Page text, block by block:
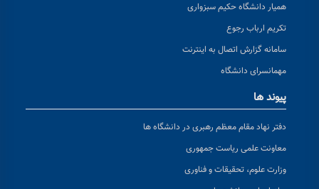
همیار دانشگاه حکیم سبزواری
تکریم ارباب رجوع
سامانه گزارش اتصال به اینترنت
مهمانسرای دانشگاه
پیوند ها
دفتر نهاد مقام معظم رهبری در دانشگاه ها
معاونت علمی ریاست جمهوری
وزارت علوم، تحقیقات و فناوری